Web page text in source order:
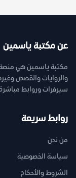
عن مكتبة ياسمين
مكتبة ياسمين هي منصة
سيرفرات وروابط
روابط سريعة
من نحن
سياسة الخصوصية
الشروط والأحكام